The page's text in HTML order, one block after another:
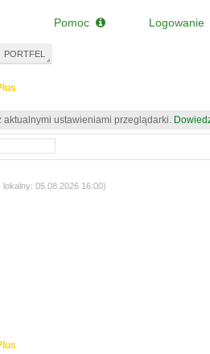
aktualnymi ustawieniami przeglądarki.
lokalny: 05.08.2026 16:00)
PORTFEL
Pomoc Logowanie